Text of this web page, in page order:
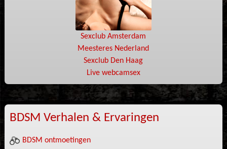
Sexclub Amsterdam
Meesteres Nederland
Sexclub Den Haag
Live webcamsex
BDSM Verhalen & Ervaringen
BDSM ontmoetingen